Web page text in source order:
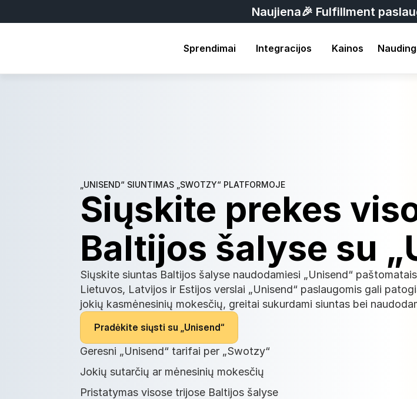
Naujiena🎉 Fulfillment
Sprendimai Integracijos Kainos
„UNISEND“ SIUNTIMAS „SWOTZY“ PLATFORMOJE
Siųskite prekes
Baltijos šalyse su
Siųskite siuntas Baltijos šalyse naudodamiesi „Unisend“
Lietuvos, Latvijos ir Estijos verslai „Unisend“ paslaugomis gali
jokių kasmėnesinių mokesčių, greitai sukurdami siuntas bei
Pradėkite siųsti su „Unisend“
Geresni „Unisend“ tarifai per „Swotzy“
Jokių sutarčių ar mėnesinių mokesčių
Pristatymas visose trijose Baltijos šalyse